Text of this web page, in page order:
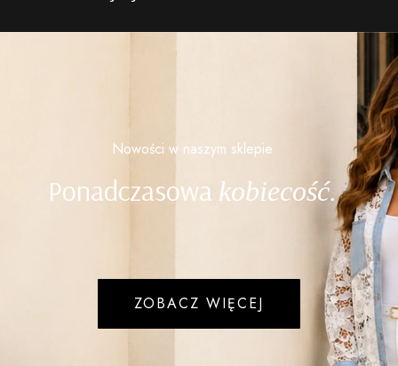
Nowości w naszym sklepie
Ponadczasowa kobiecość.
ZOBACZ WIĘCEJ